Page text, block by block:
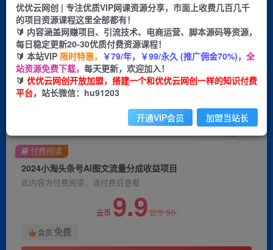
挂机 项目
脚本卡密
APP下载
GO
首页 创业课程 会员免费 正文
2024小淘头条号AI图文流量分成收益项目
关注 私信
2024小淘头条号AI图文流量分成收益项目
此内容为付费阅读，请付费后查看
云币 9.9云币99
会员 免费
付费阅读
优优云网创 | 专注优质VIP网课资源分享，市面上收费几百几千
的项目资源课程这里全部都有！
🔰 内容涵盖网赚项目、引流技术、电商运营、脚本源码等资源，
每日稳定更新20-30优质付费资源课程！
🔰 本站VIP 限时特惠， ￥79/年，￥99/永久 (推广佣金70%)， 全
站资源免费下载， 每天更新，欢迎加入！
🔰 优优云网创开放加盟，搭建一个和优优云网创一样的知识付费
平台， 站长微信：hu91203
开通VIP会员 加盟当站长